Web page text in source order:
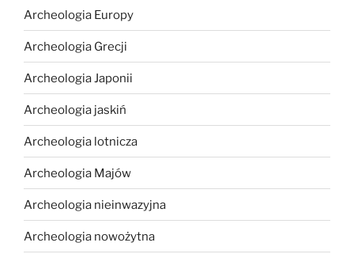
Archeologia Europy
Archeologia Grecji
Archeologia Japonii
Archeologia jaskiń
Archeologia lotnicza
Archeologia Majów
Archeologia nieinwazyjna
Archeologia nowożytna